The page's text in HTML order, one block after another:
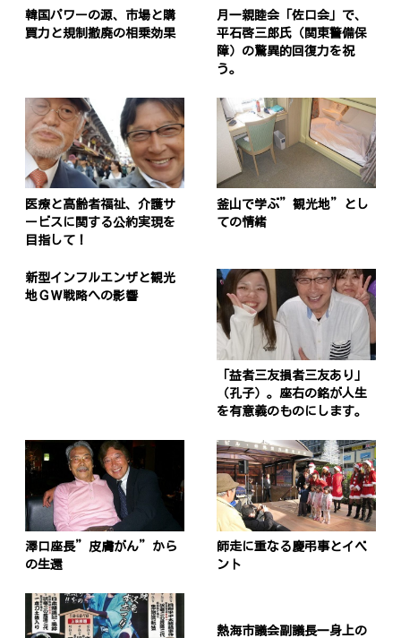
韓国パワーの源、市場と購
買力と規制撤廃の相乗効果
月一親睦会「佐口会」で、
平石啓三郎氏（関東警備保
障）の驚異的回復力を祝
う。
医療と高齢者福祉、介護サ
ービスに関する公約実現を
目指して！
釜山で学ぶ”観光地”とし
ての情緒
新型インフルエンザと観光
地ＧＷ戦略への影響
「益者三友損者三友あり」
（孔子）。座右の銘が人生
を有意義のものにします。
澤口座長”皮膚がん”から
の生還
師走に重なる慶弔事とイベ
ント
熱海市議会副議長一身上の